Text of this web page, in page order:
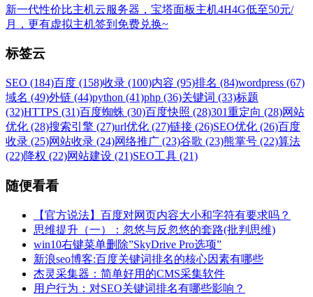
新一代性价比主机云服务器，宝塔面板主机4H4G低至50元/
月，更有虚拟主机签到免费兑换~
标签云
SEO (184)百度 (158)收录 (100)内容 (95)排名 (84)wordpress (67)
域名 (49)外链 (44)python (41)php (36)关键词 (33)标题
(32)HTTPS (31)百度蜘蛛 (30)百度快照 (28)301重定向 (28)网站
优化 (28)搜索引擎 (27)url优化 (27)链接 (26)SEO优化 (26)百度
收录 (25)网站收录 (24)网络推广 (23)谷歌 (23)熊掌号 (22)算法
(22)降权 (22)网站建设 (21)SEO工具 (21)
随便看看
【官方说法】百度对网页内容大小和字符有要求吗？
思维提升（一）：忽悠与反忽悠的套路(批判思维)
win10右键菜单删除”SkyDrive Pro选项”
新浪seo博客:百度关键词排名的核心因素有哪些
杰灵采集器：简单好用的CMS采集软件
用户行为：对SEO关键词排名有哪些影响？